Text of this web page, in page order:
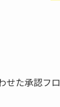
た承認フ